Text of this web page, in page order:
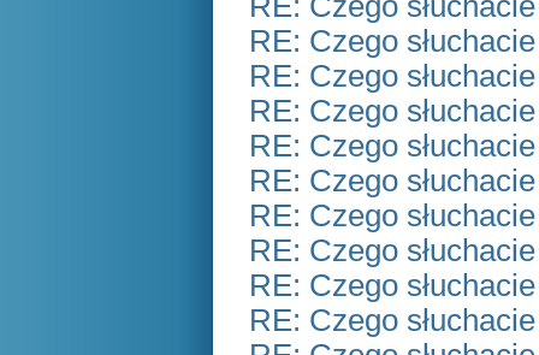
RE: Czego
RE: Czego
RE: Czego
RE: Czego
RE: Czego
RE: Czego
RE: Czego
RE: Czego
RE: Czego